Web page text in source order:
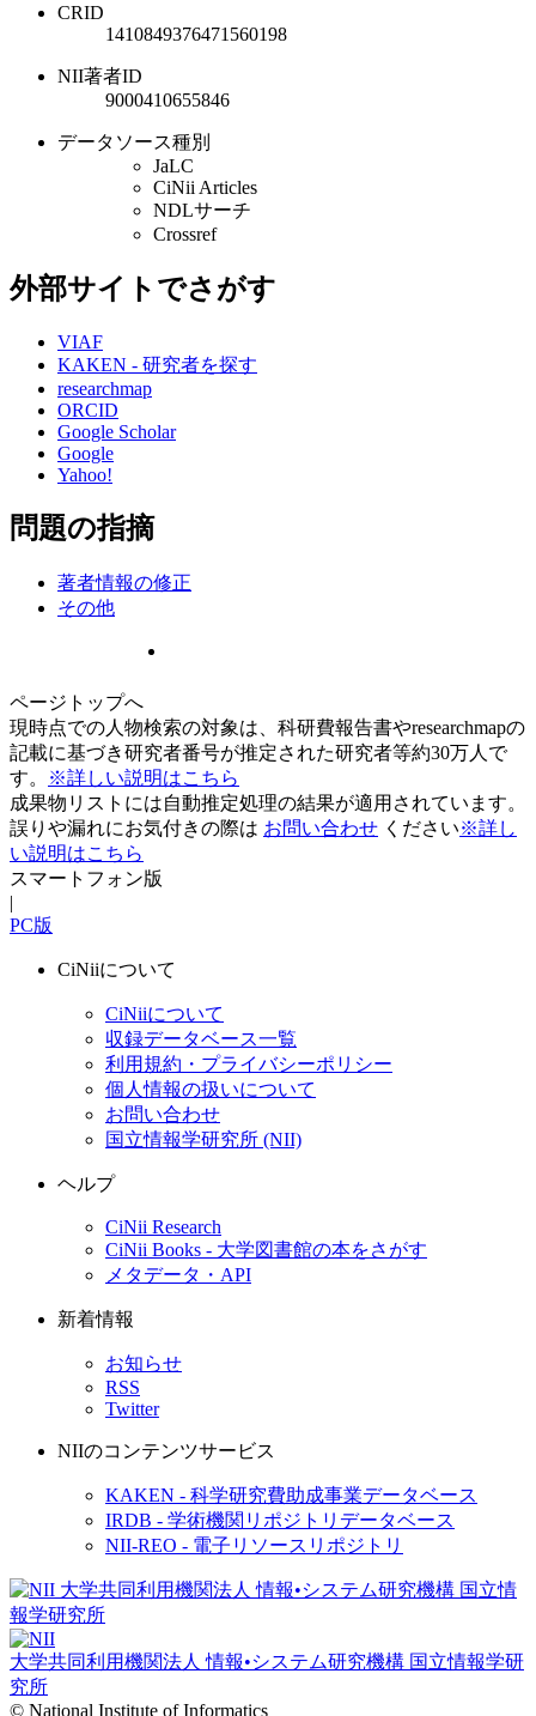
CRID
1410849376471560198
NII著者ID
9000410655846
データソース種別
JaLC
CiNii Articles
NDLサーチ
Crossref
外部サイトでさがす
VIAF
KAKEN - 研究者を探す
researchmap
ORCID
Google Scholar
Google
Yahoo!
問題の指摘
著者情報の修正
その他
ページトップへ
現時点での人物検索の対象は、科研費報告書やresearchmapの
記載に基づき研究者番号が推定された研究者等約30万人で
す。
※詳しい説明はこちら
成果物リストには自動推定処理の結果が適用されています。
誤りや漏れにお気付きの際は お問い合わせ ください※詳し
い説明はこちら
スマートフォン版
|
PC版
CiNiiについて
CiNiiについて
収録データベース一覧
利用規約・プライバシーポリシー
個人情報の扱いについて
お問い合わせ
国立情報学研究所 (NII)
ヘルプ
CiNii Research
CiNii Books - 大学図書館の本をさがす
メタデータ・API
新着情報
お知らせ
RSS
Twitter
NIIのコンテンツサービス
KAKEN - 科学研究費助成事業データベース
IRDB - 学術機関リポジトリデータベース
NII-REO - 電子リソースリポジトリ
大学共同利用機関法人 情報•システム研究機構 国立情報学研
究所
© National Institute of Informatics